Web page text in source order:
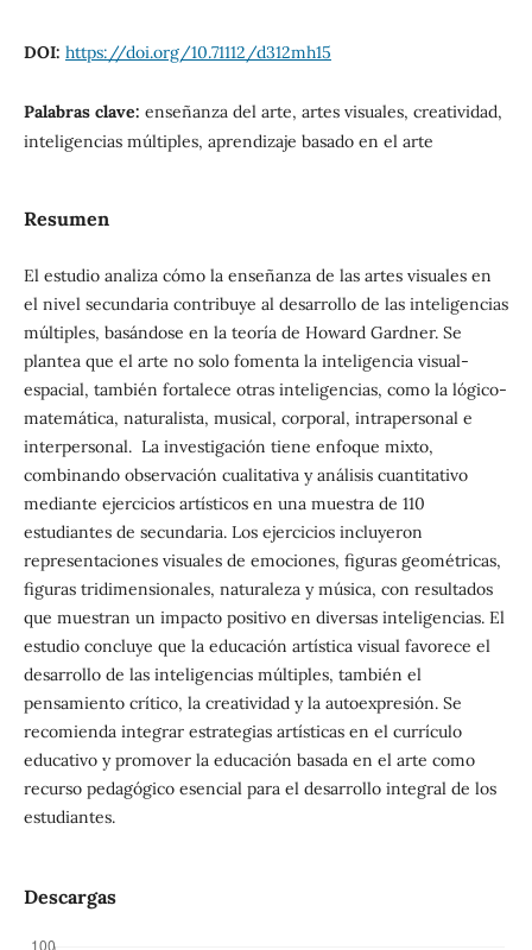
DOI: https://doi.org/10.71112/d312mh15
Palabras clave: enseñanza del arte, artes visuales, creatividad,
inteligencias múltiples, aprendizaje basado en el arte
Resumen
El estudio analiza cómo la enseñanza de las artes visuales en
el nivel secundaria contribuye al desarrollo de las inteligencias
múltiples, basándose en la teoría de Howard Gardner. Se
plantea que el arte no solo fomenta la inteligencia visual-
espacial, también fortalece otras inteligencias, como la lógico-
matemática, naturalista, musical, corporal, intrapersonal e
interpersonal. La investigación tiene enfoque mixto,
combinando observación cualitativa y análisis cuantitativo
mediante ejercicios artísticos en una muestra de 110
estudiantes de secundaria. Los ejercicios incluyeron
representaciones visuales de emociones, figuras geométricas,
figuras tridimensionales, naturaleza y música, con resultados
que muestran un impacto positivo en diversas inteligencias. El
estudio concluye que la educación artística visual favorece el
desarrollo de las inteligencias múltiples, también el
pensamiento crítico, la creatividad y la autoexpresión. Se
recomienda integrar estrategias artísticas en el currículo
educativo y promover la educación basada en el arte como
recurso pedagógico esencial para el desarrollo integral de los
estudiantes.
Descargas